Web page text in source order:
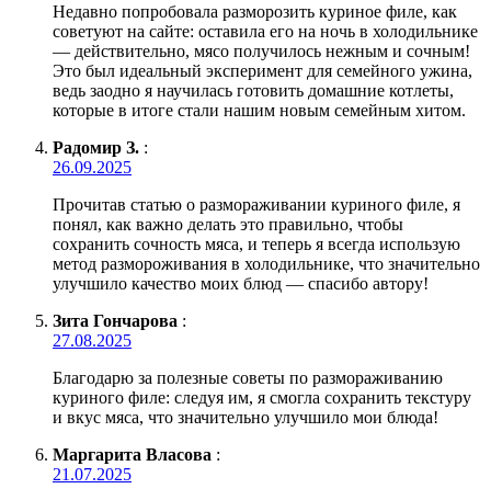
Недавно попробовала разморозить куриное филе, как
советуют на сайте: оставила его на ночь в холодильнике
— действительно, мясо получилось нежным и сочным!
Это был идеальный эксперимент для семейного ужина,
ведь заодно я научилась готовить домашние котлеты,
которые в итоге стали нашим новым семейным хитом.
Радомир З. :
26.09.2025
Прочитав статью о размораживании куриного филе, я
понял, как важно делать это правильно, чтобы
сохранить сочность мяса, и теперь я всегда использую
метод размороживания в холодильнике, что значительно
улучшило качество моих блюд — спасибо автору!
Зита Гончарова :
27.08.2025
Благодарю за полезные советы по размораживанию
куриного филе: следуя им, я смогла сохранить текстуру
и вкус мяса, что значительно улучшило мои блюда!
Маргарита Власова :
21.07.2025